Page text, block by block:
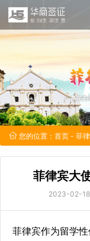
您的位置： 首页 - 菲
菲律宾大
2023-02-18
菲律宾作为留学